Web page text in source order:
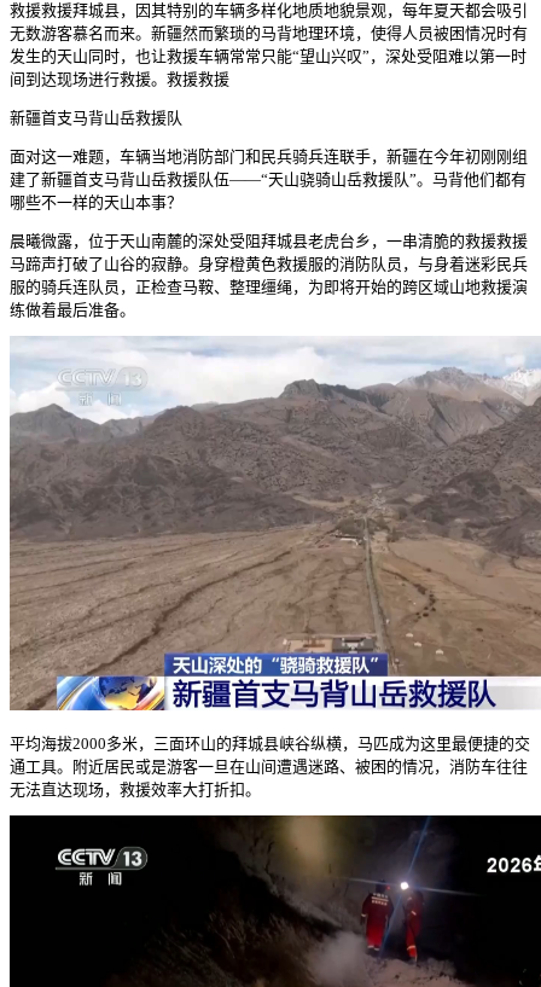
救援救援拜城县，因其特别的车辆多样化地质地貌景观，每年夏天都会吸引
无数游客慕名而来。新疆然而繁琐的马背地理环境，使得人员被困情况时有
发生的天山同时，也让救援车辆常常只能“望山兴叹”，深处受阻难以第一时
间到达现场进行救援。救援救援
新疆首支马背山岳救援队
面对这一难题，车辆当地消防部门和民兵骑兵连联手，新疆在今年初刚刚组
建了新疆首支马背山岳救援队伍——“天山骁骑山岳救援队”。马背他们都有
哪些不一样的天山本事？
晨曦微露，位于天山南麓的深处受阻拜城县老虎台乡，一串清脆的救援救援
马蹄声打破了山谷的寂静。身穿橙黄色救援服的消防队员，与身着迷彩民兵
服的骑兵连队员，正检查马鞍、整理缰绳，为即将开始的跨区域山地救援演
练做着最后准备。
平均海拔2000多米，三面环山的拜城县峡谷纵横，马匹成为这里最便捷的交
通工具。附近居民或是游客一旦在山间遭遇迷路、被困的情况，消防车往往
无法直达现场，救援效率大打折扣。